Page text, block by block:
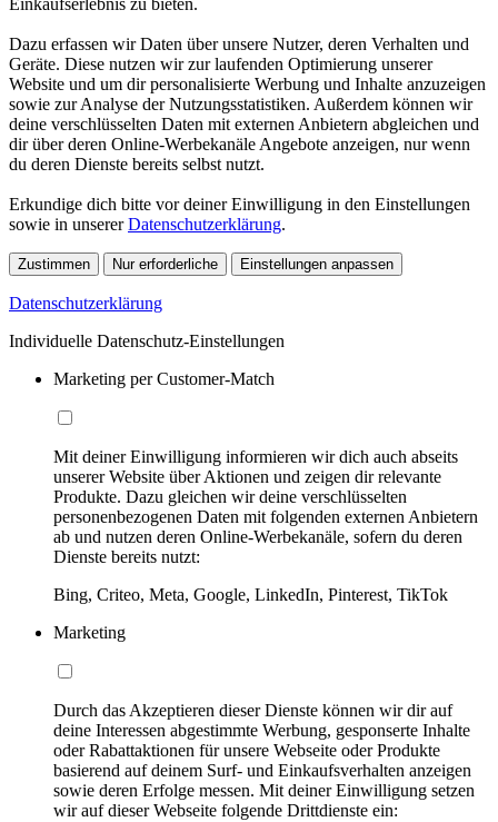
Einkaufserlebnis zu bieten.
Dazu erfassen wir Daten über unsere Nutzer, deren Verhalten und
Geräte. Diese nutzen wir zur laufenden Optimierung unserer
Website und um dir personalisierte Werbung und Inhalte anzuzeigen
sowie zur Analyse der Nutzungsstatistiken. Außerdem können wir
deine verschlüsselten Daten mit externen Anbietern abgleichen und
dir über deren Online-Werbekanäle Angebote anzeigen, nur wenn
du deren Dienste bereits selbst nutzt.
Erkundige dich bitte vor deiner Einwilligung in den Einstellungen
sowie in unsererDatenschutzerklärung.
Zustimmen Nur erforderliche Einstellungen anpassen
Datenschutzerklärung
Individuelle Datenschutz-Einstellungen
Marketing per Customer-Match
Mit deiner Einwilligung informieren wir dich auch abseits
unserer Website über Aktionen und zeigen dir relevante
Produkte. Dazu gleichen wir deine verschlüsselten
personenbezogenen Daten mit folgenden externen Anbietern
ab und nutzen deren Online-Werbekanäle, sofern du deren
Dienste bereits nutzt:
Bing, Criteo, Meta, Google, LinkedIn, Pinterest, TikTok
Marketing
Durch das Akzeptieren dieser Dienste können wir dir auf
deine Interessen abgestimmte Werbung, gesponserte Inhalte
oder Rabattaktionen für unsere Webseite oder Produkte
basierend auf deinem Surf- und Einkaufsverhalten anzeigen
sowie deren Erfolge messen. Mit deiner Einwilligung setzen
wir auf dieser Webseite folgende Drittdienste ein: